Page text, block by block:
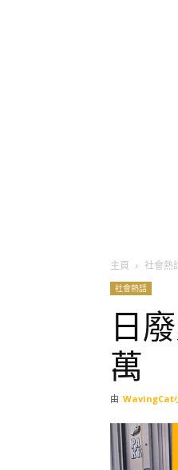
主頁 社會熱
社會熱話
日
萬
由 WavingCat